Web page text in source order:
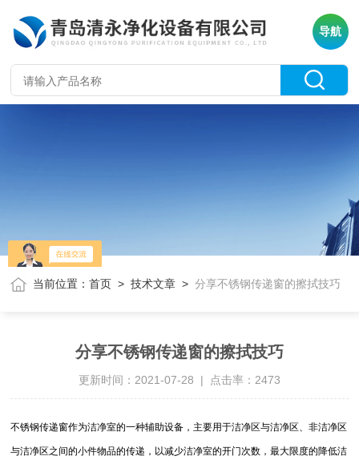
导航
当前位置：首页 >技术文章 >分享不锈钢传递窗的擦拭技巧
分享不锈钢传递窗的擦拭技巧
更新时间：2021-07-28 | 点击率：2473
不锈钢传递窗作为洁净室的一种辅助设备，主要用于洁净区与洁净区、非洁净区
与洁净区之间的小件物品的传递，以减少洁净室的开门次数，最大限度的降低洁